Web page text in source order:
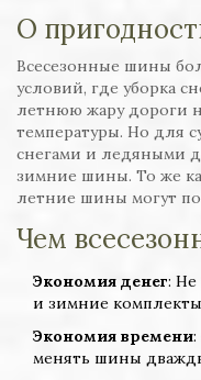
О
Всесезонные шины
условий, где уборка
летнюю жару дороги
температуры. Но для
снегами и ледяными
зимние шины. То же
летние шины могут
Чем
Экономия денег: Не
и зимние
Экономия времени:
менять шины